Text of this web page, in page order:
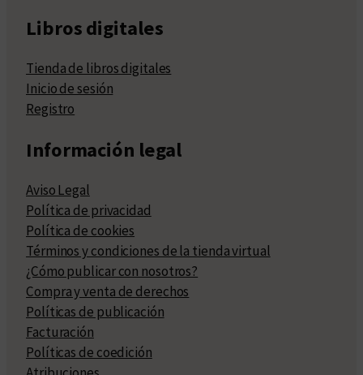
Libros digitales
Tienda de libros digitales
Inicio de sesión
Registro
Información legal
Aviso Legal
Política de privacidad
Política de cookies
Términos y condiciones de la tienda virtual
¿Cómo publicar con nosotros?
Compra y venta de derechos
Políticas de publicación
Facturación
Políticas de coedición